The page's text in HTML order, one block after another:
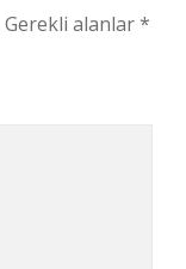
Gerekli alanlar*